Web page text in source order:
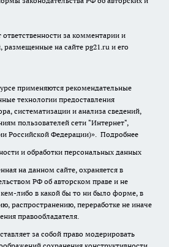
ответственности за комментарии и
размещенные на сайте pg21.ru и его
применяются рекомендательные
технологии предоставления
систематизации и анализа сведений,
пользователей сети "Интернет",
Российской Федерации)». Подробнее
и обработки персональных данных
на данном сайте, охраняется в
РФ об авторском праве и не
либо в какой бы то ни было форме, в
распространению, переработке не иначе
правообладателя.
за собой право модерировать